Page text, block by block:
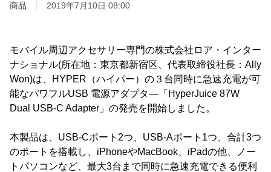
商品
2019年7月10日 08:00
モバイル周辺アクセサリー専門の株式会社ロア・インター
ナショナル(所在地：東京都新宿区、代表取締役社長：Ally
Won)は、HYPER（ハイパー）の３台同時に急速充電が可
能なパワフルUSB 電源アダプタ―「HyperJuice 87W
Dual USB-C Adapter」の発売を開始しました。
本製品は、USB-Cポート2つ、USB-Aポート1つ、合計3つ
のポートを搭載し、iPhoneやMacBook、iPadの他、ノー
トパソコンなど、最大3台まで同時に急速充電できる便利